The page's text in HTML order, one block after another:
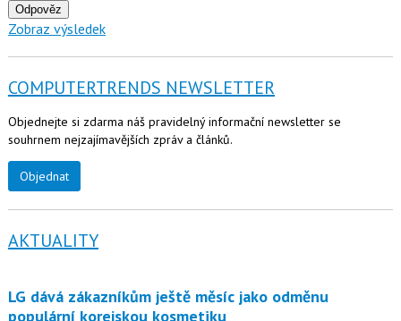
Odpověz
Zobraz výsledek
COMPUTERTRENDS NEWSLETTER
Objednejte si zdarma náš pravidelný informační newsletter se
souhrnem nejzajímavějších zpráv a článků.
Objednat
AKTUALITY
LG dává zákazníkům ještě měsíc jako odměnu
populární korejskou kosmetiku